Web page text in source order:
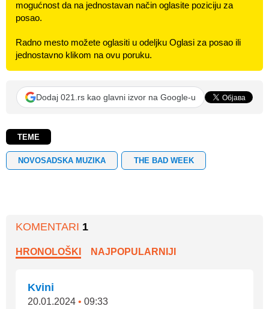
mogućnost da na jednostavan način oglasite poziciju za
posao.
Radno mesto možete oglasiti u odeljku Oglasi za posao ili
jednostavno klikom na ovu poruku.
Dodaj 021.rs kao glavni izvor na Google-u
TEME
NOVOSADSKA MUZIKA THE BAD WEEK
KOMENTARI 1
HRONOLOŠKI NAJPOPULARNIJI
Kvini
20.01.2024 • 09:33